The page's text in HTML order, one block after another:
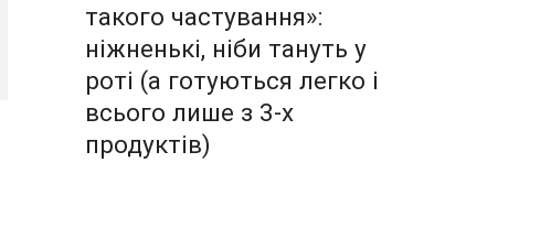
такого частування»:
ніжненькі, ніби тануть у
роті (а готуються легко і
всього лише з 3-х
продуктів)